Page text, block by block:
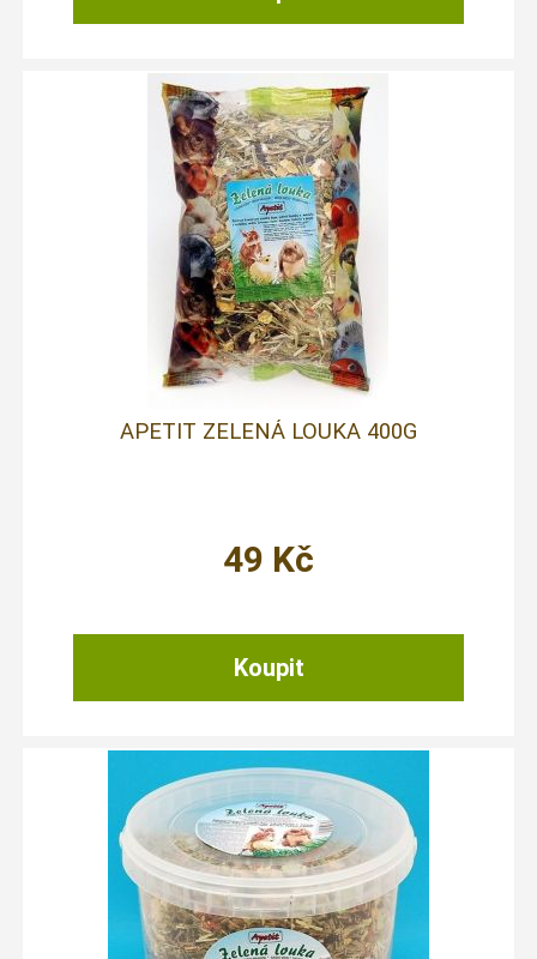
APETIT ZELENÁ LOUKA 400G
49 Kč